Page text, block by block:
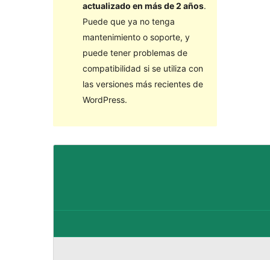
actualizado en más de 2 años.
Puede que ya no tenga
mantenimiento o soporte, y
puede tener problemas de
compatibilidad si se utiliza con
las versiones más recientes de
WordPress.